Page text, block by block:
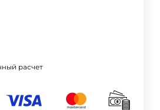
расчет